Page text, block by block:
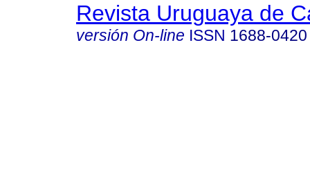
Revista Uruguaya de
versión On-line ISSN 1688-0420